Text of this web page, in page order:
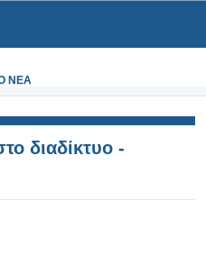
NEA
διαδίκτυο -